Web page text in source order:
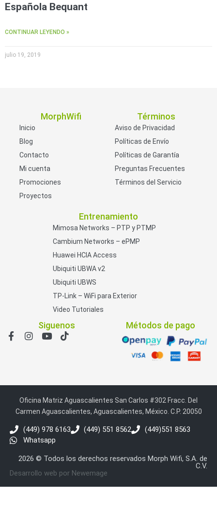
Española Bequant
CONTINUAR LEYENDO »
julio 19, 2019
MorphWifi
Inicio
Blog
Contacto
Mi cuenta
Promociones
Proyectos
Términos
Aviso de Privacidad
Políticas de Envío
Políticas de Garantía
Preguntas Frecuentes
Términos del Servicio
Entrenamiento
Mimosa Networks – PTP y PTMP
Cambium Networks – ePMP
Huawei HCIA Access
Ubiquiti UBWA v2
Ubiquiti UBWS
TP-Link – WiFi para Exterior
Video Tutoriales
Siguenos Métodos de pago
Oficina Matriz Aguascalientes San Carlos #302 Fracc. Del
Carmen Aguascalientes, Aguascalientes, México. C.P. 20050
(449) 978 6163 (449) 551 8562
(449)551 8563
Whatsapp
2026 © Todos los derechos reservados Morph Wifi, S.A. de
C.V.
Desarrollo web por Newemage